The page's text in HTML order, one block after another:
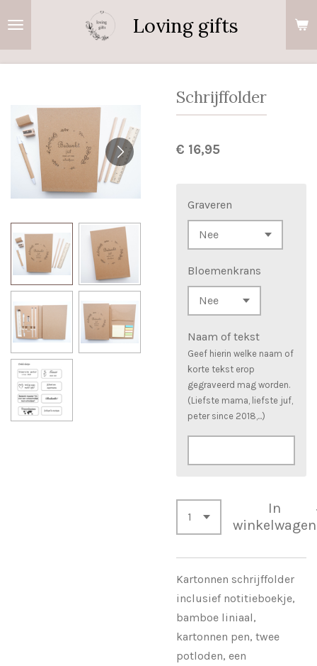
Loving gifts
Schrijffolder
€ 16,95
Graveren
Bloemenkrans
Naam of tekst
Geef hierin welke naam of
korte tekst erop
gegraveerd mag worden.
(Liefste mama, liefste juf,
peter since 2018,...)
In
winkelwagen
Kartonnen schrijffolder
inclusief notitieboekje,
bamboe liniaal,
kartonnen pen, twee
potloden, een